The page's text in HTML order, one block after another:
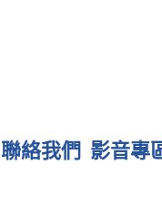
聯絡我們 影音專